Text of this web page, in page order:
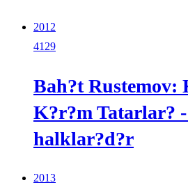
2012
4129
Bah?t Rustemov:
K?r?m Tatarlar?
halklar?d?r
2013